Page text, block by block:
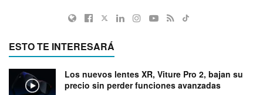
ESTO TE INTERESARÁ
Los nuevos lentes XR, Viture Pro 2, bajan su
precio sin perder funciones avanzadas